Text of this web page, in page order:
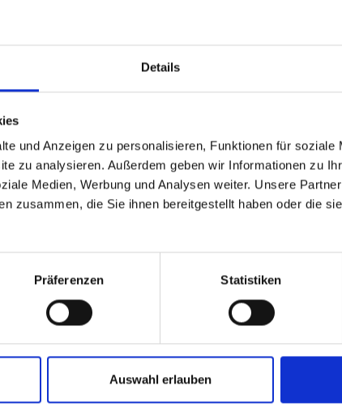
Details
und Anzeigen zu personalisieren, Funktionen für soziale
zu analysieren. Außerdem geben wir Informationen zu
Medien, Werbung und Analysen weiter. Unsere
zusammen, die Sie ihnen bereitgestellt haben oder die
Präferenzen Statistiken
Auswahl erlauben